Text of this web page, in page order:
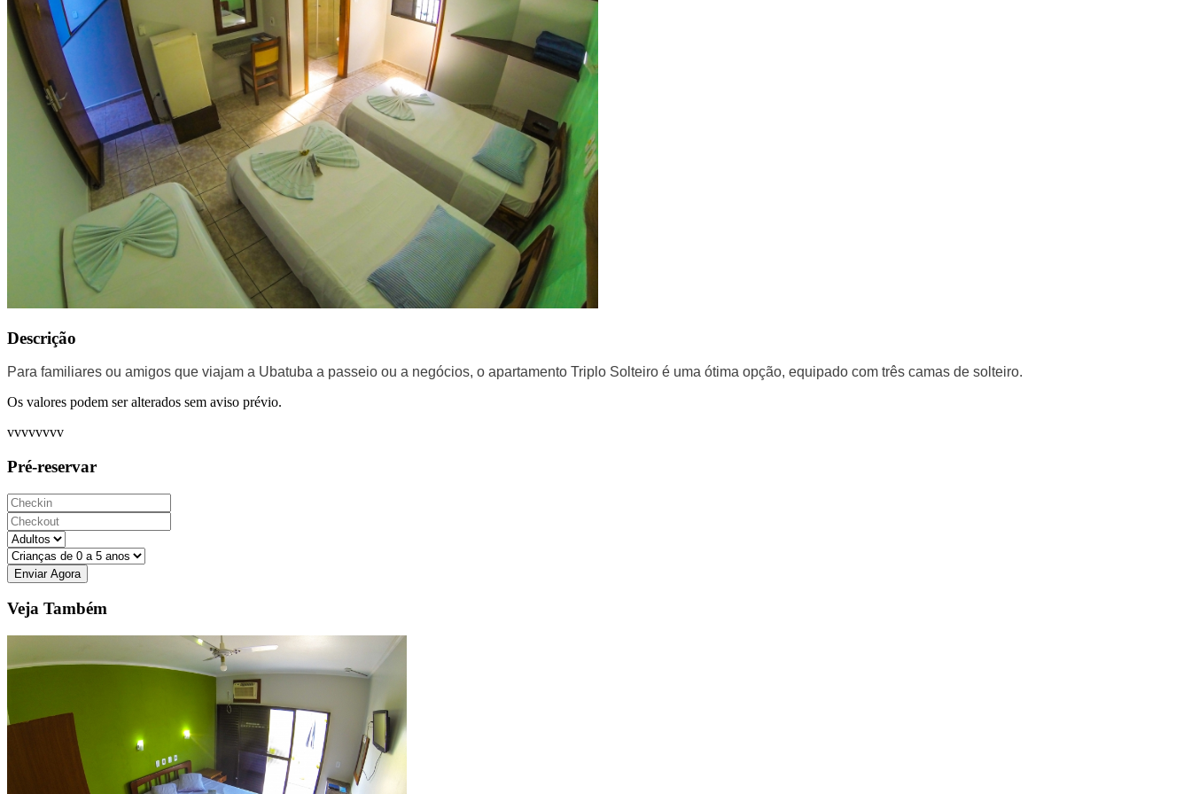
Descrição
Para familiares ou amigos que viajam a Ubatuba a passeio ou a negócios, o apartamento Triplo Solteiro é uma ótima opção, equipado com três camas de solteiro.
Os valores podem ser alterados sem aviso prévio.
vvvvvvvv
Pré-reservar
Enviar Agora
Veja Também